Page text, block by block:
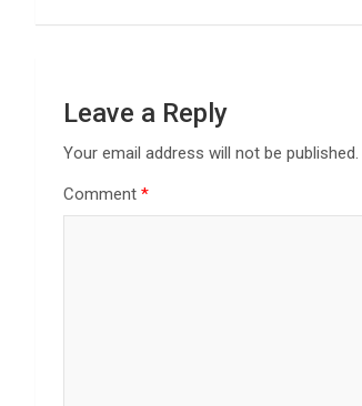
Leave a Reply
Your email address will not be published.
Comment *